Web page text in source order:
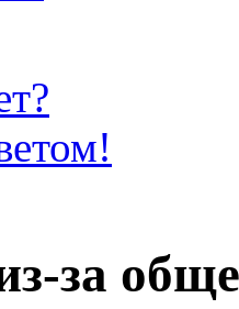
за